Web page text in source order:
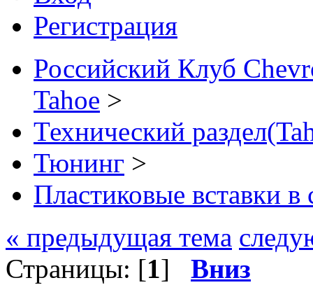
Регистрация
Российский Клуб
Tahoe >
Технический
Тюнинг >
Пластиковые вставки
« предыдущая тема
Страницы: [1] Вниз